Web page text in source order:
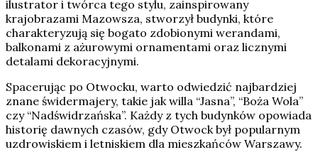
ilustrator i twórca tego stylu, zainspirowany
krajobrazami Mazowsza, stworzył budynki, które
charakteryzują się bogato zdobionymi werandami,
balkonami z ażurowymi ornamentami oraz licznymi
detalami dekoracyjnymi.
Spacerując po Otwocku, warto odwiedzić najbardziej
znane świdermajery, takie jak willa “Jasna”, “Boża Wola”
czy “Nadświdrzańska”. Każdy z tych budynków opowiada
historię dawnych czasów, gdy Otwock był popularnym
uzdrowiskiem i letniskiem dla mieszkańców Warszawy.